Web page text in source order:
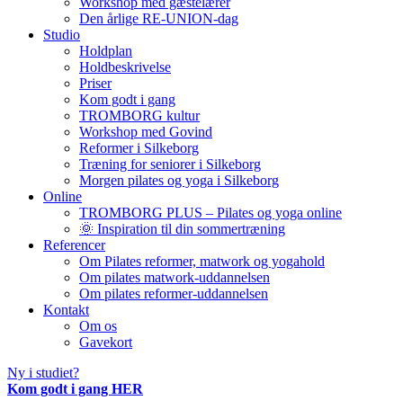
Den årlige RE-UNION-dag
Studio
Holdplan
Holdbeskrivelse
Priser
Kom godt i gang
TROMBORG kultur
Workshop med Govind
Reformer i Silkeborg
Træning for seniorer i Silkeborg
Morgen pilates og yoga i Silkeborg
Online
TROMBORG PLUS – Pilates og yoga online
🌞 Inspiration til din sommertræning
Referencer
Om Pilates reformer, matwork og yogahold
Om pilates matwork-uddannelsen
Om pilates reformer-uddannelsen
Kontakt
Om os
Gavekort
Ny i studiet?
Kom godt i gang HER